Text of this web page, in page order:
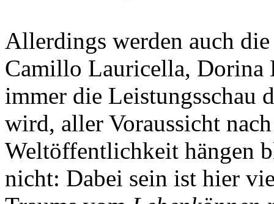
Allerdings werden auch
Camillo Lauricella, Dorina
immer die Leistungsschau
wird, aller Voraussicht
Weltöffentlichkeit hängen
nicht: Dabei sein ist hier